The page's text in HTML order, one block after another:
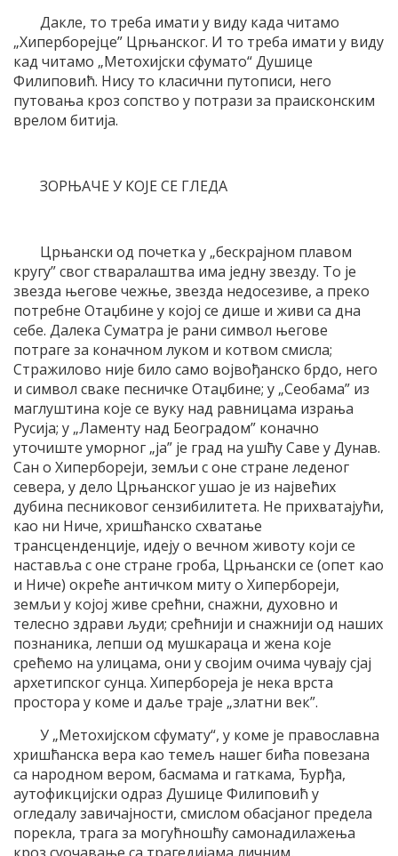
Дакле, то треба имати у виду када читамо
„Хиперборејце” Црњанског. И то треба имати у виду
кад читамо „Метохијски сфумато“ Душице
Филиповић. Нису то класични путописи, него
путовања кроз сопство у потрази за праисконским
врелом битија.
ЗОРЊАЧЕ У КОЈЕ СЕ ГЛЕДА
Црњански од почетка у „бескрајном плавом
кругу” свог стваралаштва има једну звезду. То је
звезда његове чежње, звезда недосезиве, а преко
потребне Отаџбине у којој се дише и живи са дна
себе. Далека Суматра је рани символ његове
потраге за коначном луком и котвом смисла;
Стражилово није било само војвођанско брдо, него
и символ сваке песничке Отаџбине; у „Сеобама” из
маглуштина које се вуку над равницама израња
Русија; у „Ламенту над Београдом” коначно
уточиште уморног „ја” је град на ушћу Саве у Дунав.
Сан о Хипербореји, земљи с оне стране леденог
севера, у дело Црњанског ушао је из највећих
дубина песниковог сензибилитета. Не прихватајући,
као ни Ниче, хришћанско схватање
трансценденције, идеју о вечном животу који се
наставља с оне стране гроба, Црњански се (опет као
и Ниче) окреће античком миту о Хипербореји,
земљи у којој живе срећни, снажни, духовно и
телесно здрави људи; срећнији и снажнији од наших
познаника, лепши од мушкараца и жена које
срећемо на улицама, они у својим очима чувају сјај
архетипског сунца. Хипербореја је нека врста
простора у коме и даље траје „златни век”.
У „Метохијском сфумату“, у коме је православна
хришћанска вера као темељ нашег бића повезана
са народном вером, басмама и гаткама, Ђурђа,
аутофикцијски одраз Душице Филиповић у
огледалу завичајности, смислом обасјаног предела
порекла, трага за могућношћу самонадилажења